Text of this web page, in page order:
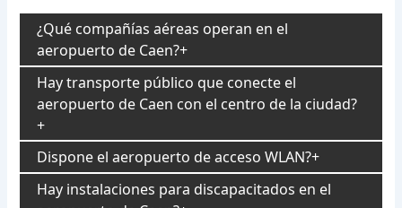
¿Qué compañías aéreas operan en el
aeropuerto de Caen?
Hay transporte público que conecte el
aeropuerto de Caen con el centro de la ciudad?
Dispone el aeropuerto de acceso WLAN?
Hay instalaciones para discapacitados en el